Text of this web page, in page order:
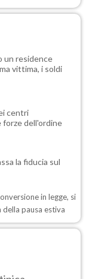
un residence
vittima, i soldi
centri
forze dell'ordine
la fiducia sul
in legge, si
pausa estiva